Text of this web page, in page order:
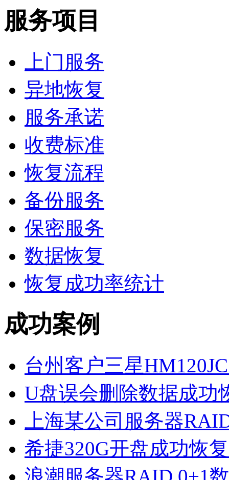
服务项目
上门服务
异地恢复
服务承诺
收费标准
恢复流程
备份服务
保密服务
数据恢复
恢复成功率统计
成功案例
台州客户三星
U盘误会删除数据成功
上海某公司服务器
希捷320G开盘成功恢